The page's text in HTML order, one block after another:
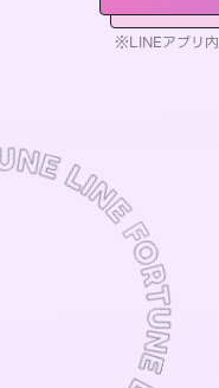
※LINEアプリ